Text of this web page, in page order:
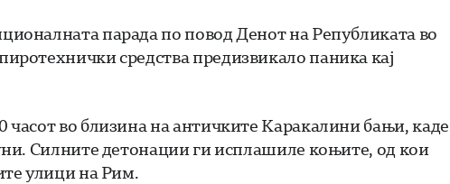
парада по повод Денот на Републиката во
средства предизвикало паника кај
во близина на античките Каракалини бањи, каде
Силните детонации ги исплашиле коњите, од кои
улици на Рим.